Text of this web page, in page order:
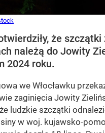
że
należą do Jowity
2024 roku.
we Włocławku
zaginięcia Jowity
ludzkie szczątki
w woj. kujawsko-